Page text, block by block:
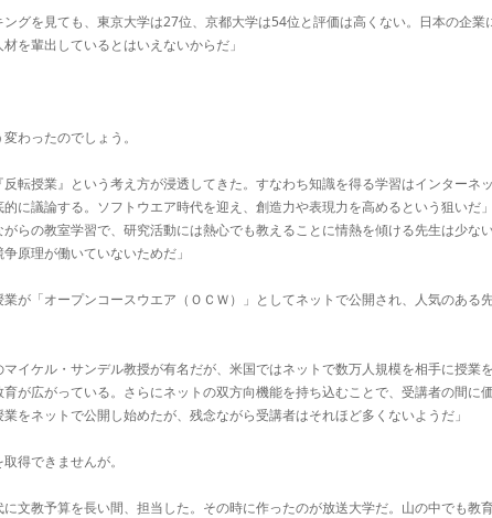
グを見ても、東京大学は27位、京都大学は54位と評価は高くない。日本の企業
を輩出しているとはいえないからだ」
わったのでしょう。
転授業』という考え方が浸透してきた。すなわち知識を得る学習はインターネ
に議論する。ソフトウエア時代を迎え、創造力や表現力を高めるという狙いだ」
らの教室学習で、研究活動には熱心でも教えることに情熱を傾ける先生は少な
原理が働いていないためだ」
が「オープンコースウエア（ＯＣＷ）」としてネットで公開され、人気のある
イケル・サンデル教授が有名だが、米国ではネットで数万人規模を相手に授業
が広がっている。さらにネットの双方向機能を持ち込むことで、受講者の間に
をネットで公開し始めたが、残念ながら受講者はそれほど多くないようだ」
得できませんが。
文教予算を長い間、担当した。その時に作ったのが放送大学だ。山の中でも教